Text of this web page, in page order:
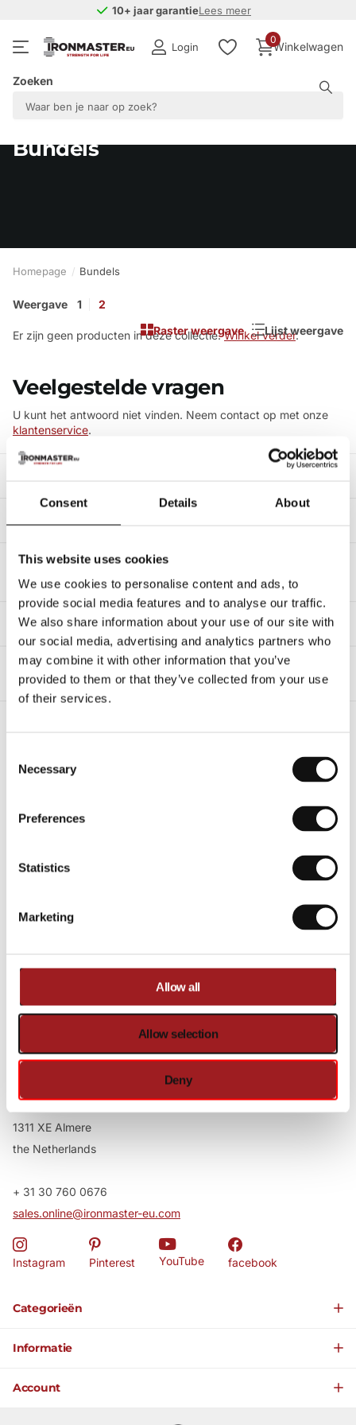
Consent Details About
This website uses cookies
We use cookies to personalise content and ads, to
provide social media features and to analyse our traffic.
We also share information about your use of our site with
our social media, advertising and analytics partners who
may combine it with other information that you’ve
provided to them or that they’ve collected from your use
of their services.
Necessary
Preferences
Statistics
Marketing
Allow all
Allow selection
Deny
10+ jaar garantieLees meer
10+ jaar garantie
Zoeken
Login Winkelwagen
0
Bundels
Homepage Bundels
Weergave 1
2
Raster weergave
Lijst weergave
Er zijn geen producten in deze collectie.Winkel verder.
Veelgestelde vragen
U kunt het antwoord niet vinden. Neem contact op met onze
klantenservice.
Kan ik mijn Ironmaster-apparatuur na verloop van
tijd uitbreiden?
Verzendt Ironmaster binnen Europa?
Is Ironmaster apparatuur geschikt voor
homegyms?
Ontvang informatie over nieuwe producten, speciale
Categorieën
Informatie
Account
IRONMASTER-EU.com
1311 XE Almere
the Netherlands
+ 31 30 760 0676
sales.online@ironmaster-eu.com
Instagram Pinterest YouTube facebook